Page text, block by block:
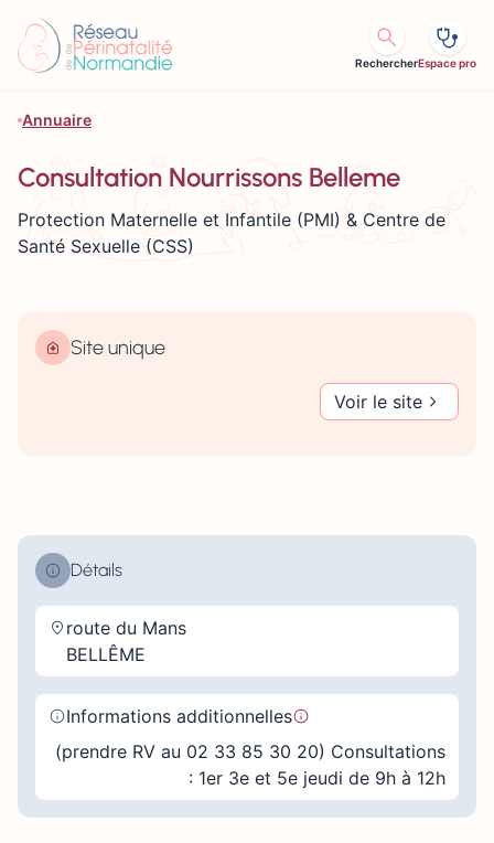
RechercherEspace pro
Annuaire
Consultation Nourrissons Belleme
Protection Maternelle et Infantile (PMI) & Centre de
Santé Sexuelle (CSS)
Site unique
Voir le site
Détails
route du Mans
BELLÊME
Informations additionnelles
(prendre RV au 02 33 85 30 20) Consultations
: 1er 3e et 5e jeudi de 9h à 12h